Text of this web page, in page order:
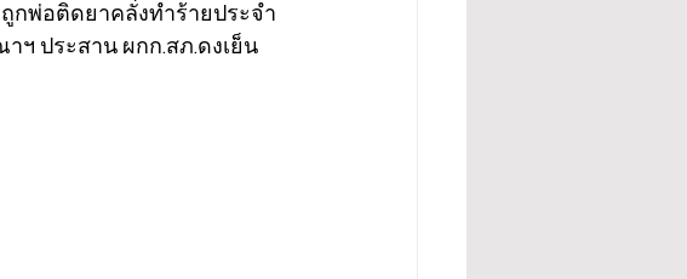
กพ่อติดยาคลั่งทำร้ายประจำ
ฯ ประสาน ผกก.สภ.ดงเย็น